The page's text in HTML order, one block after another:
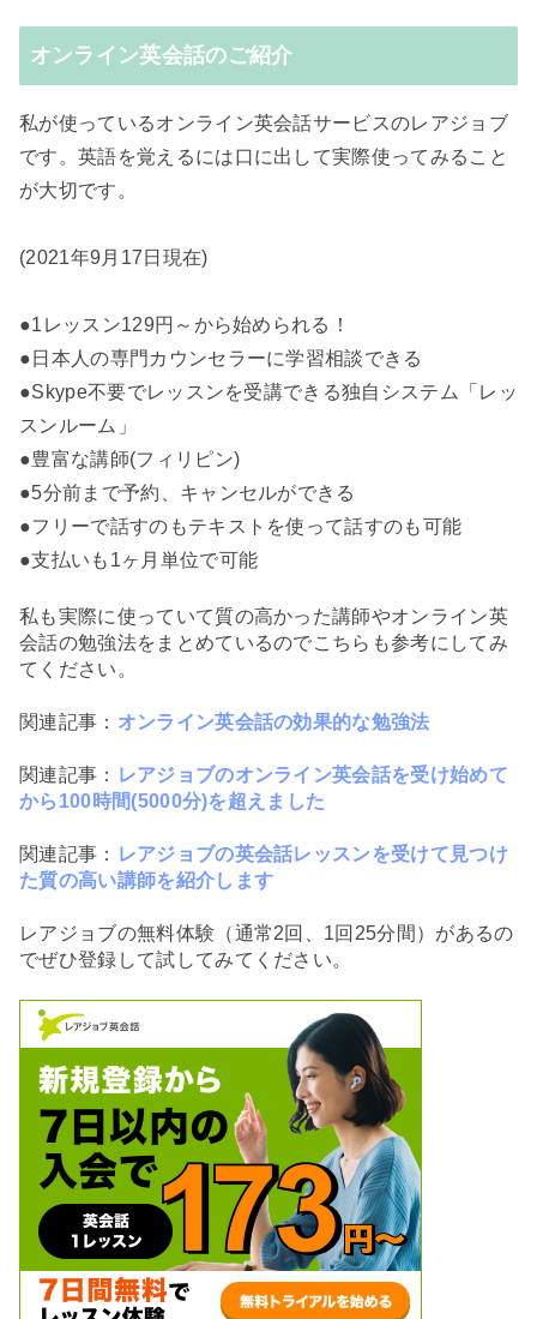
オンライン英会話のご紹介
私が使っているオンライン英会話サービスのレアジョブ
です。英語を覚えるには口に出して実際使ってみること
が大切です。
(2021年9月17日現在)
●1レッスン129円～から始められる！
●日本人の専門カウンセラーに学習相談できる
●Skype不要でレッスンを受講できる独自システム「レッ
スンルーム」
●豊富な講師(フィリピン)
●5分前まで予約、キャンセルができる
●フリーで話すのもテキストを使って話すのも可能
●支払いも1ヶ月単位で可能
私も実際に使っていて質の高かった講師やオンライン英
会話の勉強法をまとめているのでこちらも参考にしてみ
てください。
関連記事： オンライン英会話の効果的な勉強法
関連記事： レアジョブのオンライン英会話を受け始めて
から100時間(5000分)を超えました
関連記事： レアジョブの英会話レッスンを受けて見つけ
た質の高い講師を紹介します
レアジョブの無料体験（通常2回、1回25分間）があるの
でぜひ登録して試してみてください。